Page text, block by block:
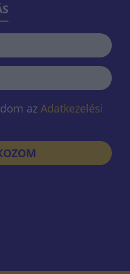
az Adatkezelési